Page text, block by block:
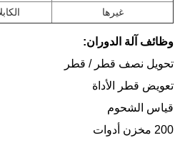
غيرها
وظائف آلة الدوران:
تحويل نصف قطر / قطر
تعويض قطر الأداة
قياس الشحوم
200 مخزن أدوات